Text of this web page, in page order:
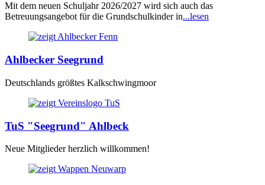
Mit dem neuen Schuljahr 2026/2027 wird sich auch das
Betreuungsangebot für die Grundschulkinder in...lesen
Ahlbecker Seegrund
Deutschlands größtes Kalkschwingmoor
TuS "Seegrund" Ahlbeck
Neue Mitglieder herzlich willkommen!